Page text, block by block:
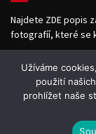
Najdete ZDE popis
fotografíí, které se
Facebook
Užíváme
použití
prohlížet naše